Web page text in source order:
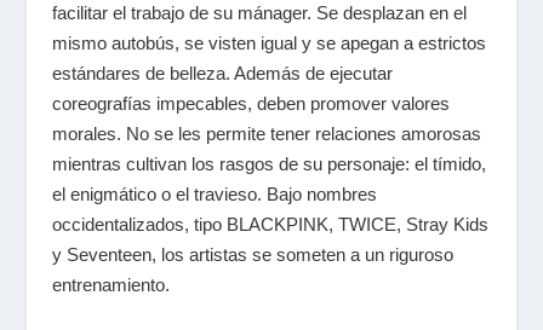
facilitar el trabajo de su mánager. Se desplazan en el
mismo autobús, se visten igual y se apegan a estrictos
estándares de belleza. Además de ejecutar
coreografías impecables, deben promover valores
morales. Nose les permite tener relaciones amorosas
mientras cultivan los rasgos de su personaje: el tímido,
el enigmático o el travieso. Bajo nombres
occidentalizados, tipoBLACKPINK, TWICE, Stray Kids
y Seventeen, los artistas se someten a un riguroso
entrenamiento.